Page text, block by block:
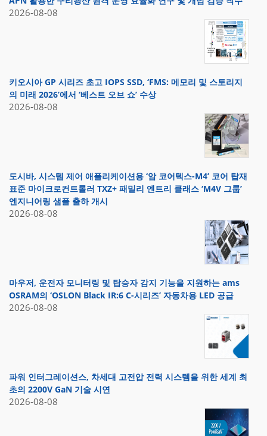
2026-08-08
키오시아 GP 시리즈 초고 IOPS SSD, ‘FMS: 메모리 및 스토리지
의 미래 2026’에서 ‘베스트 오브 쇼’ 수상
2026-08-08
도시바, 시스템 제어 애플리케이션용 ‘암 코어텍스-M4’ 코어 탑재
표준 마이크로컨트롤러 TXZ+ 패밀리 엔트리 클래스 ‘M4V 그룹’
엔지니어링 샘플 출하 개시
2026-08-08
마우저, 운전자 모니터링 및 탑승자 감지 기능을 지원하는 ams
OSRAM의 ‘OSLON Black IR:6 C-시리즈’ 자동차용 LED 공급
2026-08-08
파워 인터그레이션스, 차세대 고전압 전력 시스템을 위한 세계 최
초의 2200V GaN 기술 시연
2026-08-08